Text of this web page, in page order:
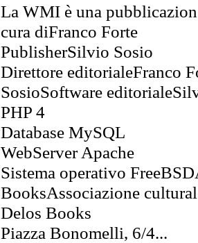
La WMI è una
cura diFranco Forte
PublisherSilvio Sosio
Direttore editorialeFranco
SosioSoftware
PHP 4
Database MySQL
WebServer Apache
Sistema operativo
BooksAssociazione
Delos Books
Piazza Bonomelli, 6/4...